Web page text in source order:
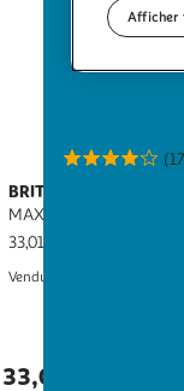
BRITA
MAXTRAPRO
33,01€ / pce
Vendu par
33,01€
Afficher